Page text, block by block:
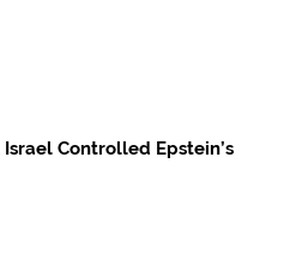
Controlled Epstein’s